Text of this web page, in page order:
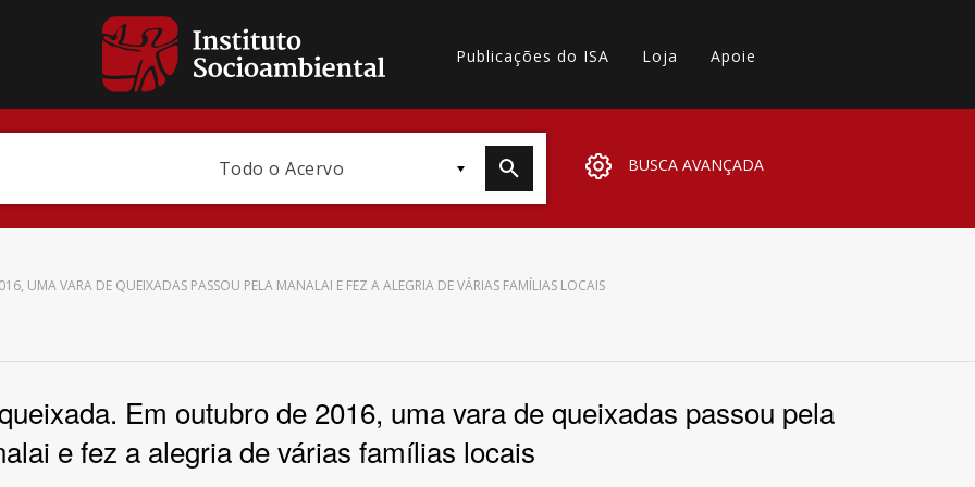
Publicações do ISA Loja Apoie
Todo o Acervo BUSCA AVANÇADA
Bioma / Bacia
UMA VARA DE QUEIXADAS PASSOU PELA MANALAI E FEZ A ALEGRIA DE VÁRIAS FAMÍLIAS LOCAIS
Em outubro de 2016, uma vara de queixadas passou pela
e fez a alegria de várias famílias locais